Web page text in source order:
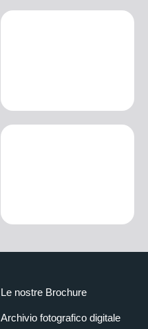
Le nostre Brochure
Archivio fotografico digitale